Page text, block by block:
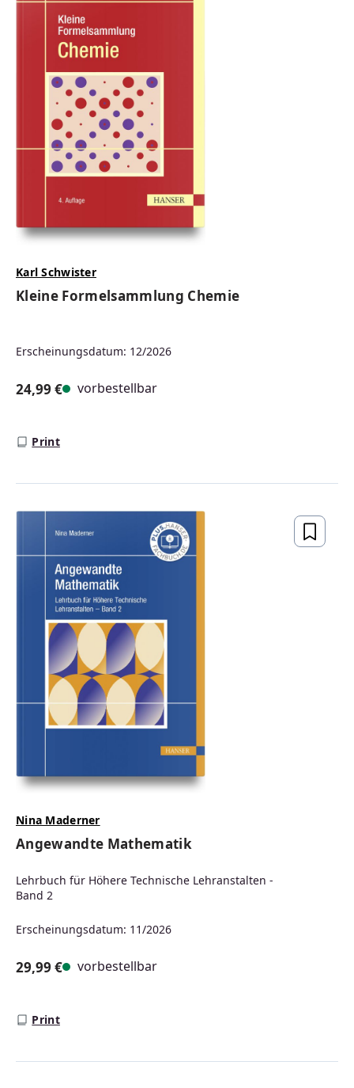
Karl Schwister
Kleine Formelsammlung Chemie
Erscheinungsdatum: 12/2026
24,99 € vorbestellbar
Print
Nina Maderner
Angewandte Mathematik
Lehrbuch für Höhere Technische Lehranstalten -
Band 2
Erscheinungsdatum: 11/2026
29,99 € vorbestellbar
Print